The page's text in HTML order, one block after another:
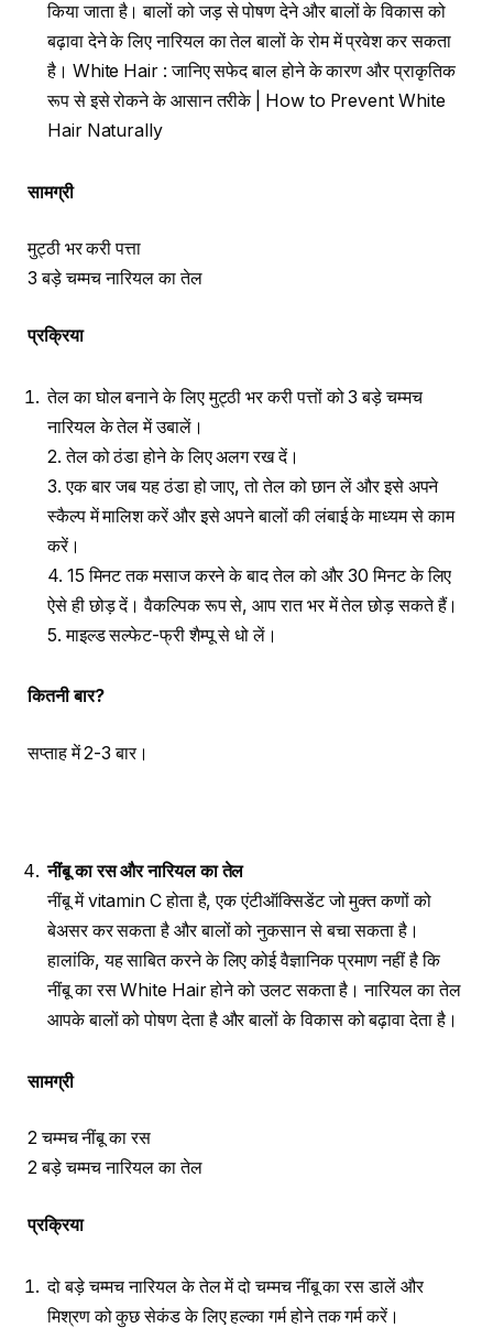
किया जाता है। बालों को जड़ से पोषण देने और बालों के विकास को
बढ़ावा देने के लिए नारियल का तेल बालों के रोम में प्रवेश कर सकता
है। White Hair : जानिए सफेद बाल होने के कारण और प्राकृतिक
रूप से इसे रोकने के आसान तरीके | How to Prevent White
Hair Naturally
सामग्री
मुट्ठी भर करी पत्ता
3 बड़े चम्मच नारियल का तेल
प्रक्रिया
तेल का घोल बनाने के लिए मुट्ठी भर करी पत्तों को 3 बड़े चम्मच
नारियल के तेल में उबालें।
2. तेल को ठंडा होने के लिए अलग रख दें।
3. एक बार जब यह ठंडा हो जाए, तो तेल को छान लें और इसे अपने
स्कैल्प में मालिश करें और इसे अपने बालों की लंबाई के माध्यम से काम
करें।
4. 15 मिनट तक मसाज करने के बाद तेल को और 30 मिनट के लिए
ऐसे ही छोड़ दें। वैकल्पिक रूप से, आप रात भर में तेल छोड़ सकते हैं।
5. माइल्ड सल्फेट-फ्री शैम्पू से धो लें।
कितनी बार?
सप्ताह में 2-3 बार।
नींबू का रस और नारियल का तेल
नींबू में vitamin C होता है, एक एंटीऑक्सिडेंट जो मुक्त कणों को
बेअसर कर सकता है और बालों को नुकसान से बचा सकता है।
हालांकि, यह साबित करने के लिए कोई वैज्ञानिक प्रमाण नहीं है कि
नींबू का रस White Hair होने को उलट सकता है। नारियल का तेल
आपके बालों को पोषण देता है और बालों के विकास को बढ़ावा देता है।
सामग्री
2 चम्मच नींबू का रस
2 बड़े चम्मच नारियल का तेल
प्रक्रिया
दो बड़े चम्मच नारियल के तेल में दो चम्मच नींबू का रस डालें और
मिश्रण को कुछ सेकंड के लिए हल्का गर्म होने तक गर्म करें।